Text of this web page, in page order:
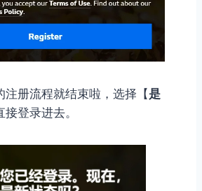
注册流程就结束啦，选择【是
登录进去。